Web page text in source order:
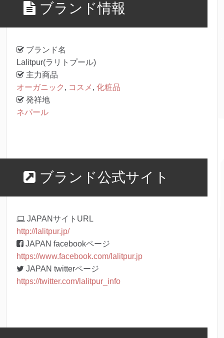
ブランド情報
ブランド名
Lalitpur(ラリトプール)
主力商品
オーガニック , コスメ , 化粧品
発祥地
ネパール
ブランド公式サイト
JAPANサイトURL
http://lalitpur.jp/
JAPAN facebookページ
https://www.facebook.com/lalitpur.jp
JAPAN twitterページ
https://twitter.com/lalitpur_info